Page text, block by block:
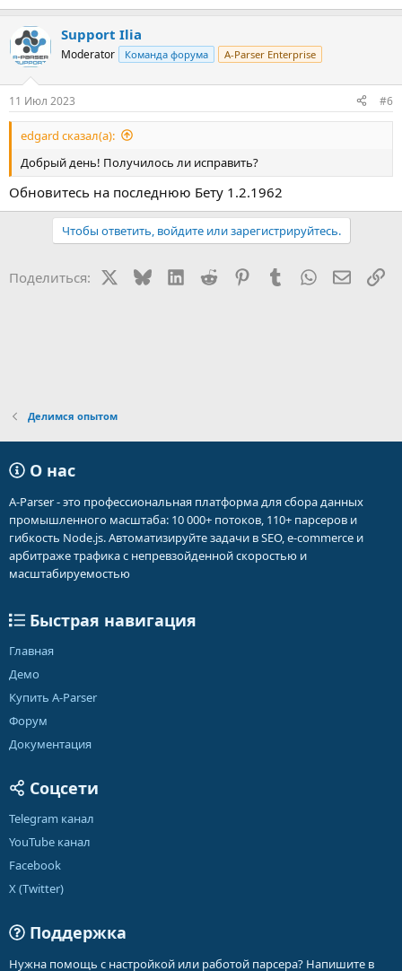
Support Ilia
Moderator Команда форума A-Parser Enterprise
11 Июл 2023 #6
edgard сказал(а):
Добрый день! Получилось ли исправить?
Обновитесь на последнюю Бету 1.2.1962
Чтобы ответить, войдите или зарегистрируйтесь.
Поделиться: BlueskyLinkedIn
Reddit PinterestTumblr WhatsApp
Делимся опытом
О нас
A-Parser - это профессиональная платформа для сбора данных
промышленного масштаба: 10 000+ потоков, 110+ парсеров и
гибкость Node.js. Автоматизируйте задачи в SEO, e-commerce и
арбитраже трафика с непревзойденной скоростью и
масштабируемостью
Быстрая навигация
Главная
Демо
Купить A-Parser
Форум
Документация
Соцсети
Telegram канал
YouTube канал
Facebook
X (Twitter)
Поддержка
Нужна помощь с настройкой или работой парсера? Напишите в